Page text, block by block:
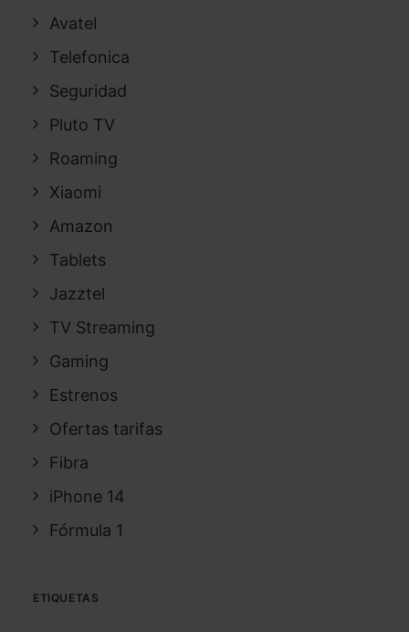
Avatel
Telefonica
Seguridad
Pluto TV
Roaming
Xiaomi
Amazon
Tablets
Jazztel
TV Streaming
Gaming
Estrenos
Ofertas tarifas
Fibra
iPhone 14
Fórmula 1
ETIQUETAS